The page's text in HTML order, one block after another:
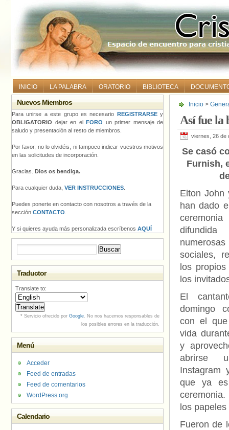
INICIO LA PALABRA ORATORIO BIBLIOTECA
Inicio >
Así fue la
viernes, 26 de
Se casó
Furnish,
Elton John
han dado
numerosas
sociales,
los
los
El
domingo
con el
vida
y
abrirse
Instagram
que ya es
los
Fueron de
Nuevos Miembros
Para unirse a este grupo es necesario REGISTRARSEy
OBLIGATORIO dejar en el FORO un primer mensaje de
saludo y presentación al resto de miembros.
Por favor, no lo olvidéis, ni tampoco indicar vuestros motivos
en las solicitudes de incorporación.
Gracias. Dios os bendiga.
Para cualquier duda, VER INSTRUCCIONES
Puedes ponerte en contacto con nosotros a través de la
sección CONTACTO
Y si quieres ayuda más personalizada escríbenos AQUÍ
Traductor
Translate to:
* Servicio ofrecido por Google. No nos hacemos responsables de
los posibles errores en la traducción.
Menú
Acceder
Feed de entradas
Feed de comentarios
WordPress.org
Calendario